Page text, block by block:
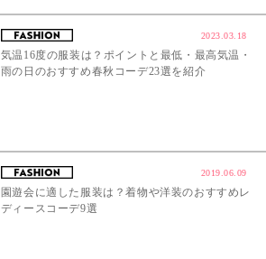
2023.03.18
気温16度の服装は？ポイントと最低・最高気温・
雨の日のおすすめ春秋コーデ23選を紹介
2019.06.09
園遊会に適した服装は？着物や洋装のおすすめレ
ディースコーデ9選